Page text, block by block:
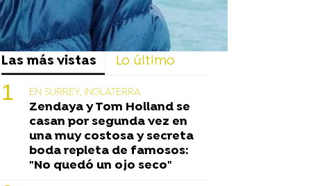
Las más vistas Lo último
EN SURREY, INGLATERRA
Zendaya y Tom Holland se
casan por segunda vez en
una muy costosa y secreta
boda repleta de famosos:
"No quedó un ojo seco"